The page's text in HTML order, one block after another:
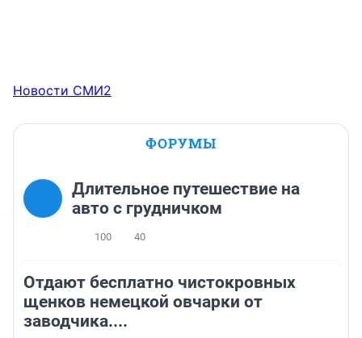
Новости СМИ2
ФОРУМЫ
Длительное путешествие на
авто с грудничком
100 40
Отдают бесплатно чистокровных
щенков немецкой овчарки от
заводчика....